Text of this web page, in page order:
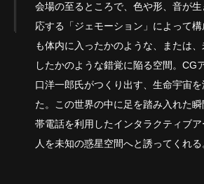
会場の至るところで、色や形、音が
応する「ジェモーション」によって
も体内に入ったかのような、または
したかのような錯覚に陥る空間。CG
口洋一郎氏がつくり出す、生命宇宙
た。この世界の中に足を踏み入れた
帯電話を利用したインタラクティブ
人を未知の惑星空間へと誘ってくれる